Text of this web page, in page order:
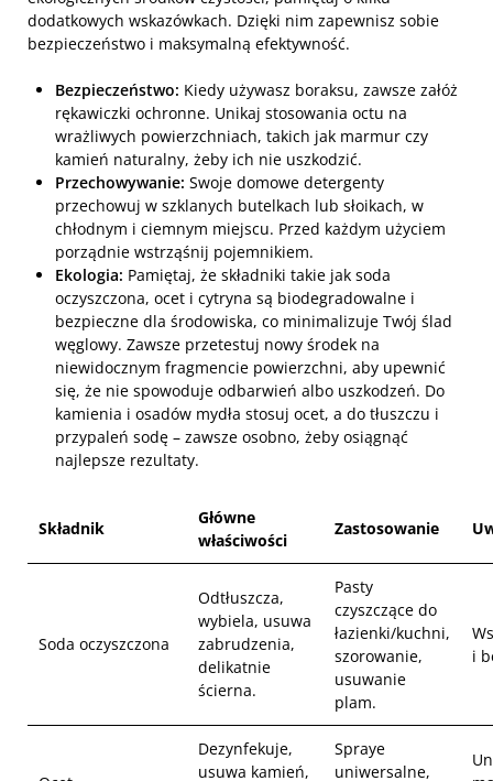
dodatkowych wskazówkach. Dzięki nim zapewnisz sobie
bezpieczeństwo i maksymalną efektywność.
Bezpieczeństwo: Kiedy używasz boraksu, zawsze załóż
rękawiczki ochronne. Unikaj stosowania octu na
wrażliwych powierzchniach, takich jak marmur czy
kamień naturalny, żeby ich nie uszkodzić.
Przechowywanie: Swoje domowe detergenty
przechowuj w szklanych butelkach lub słoikach, w
chłodnym i ciemnym miejscu. Przed każdym użyciem
porządnie wstrząśnij pojemnikiem.
Ekologia: Pamiętaj, że składniki takie jak soda
oczyszczona, ocet i cytryna są biodegradowalne i
bezpieczne dla środowiska, co minimalizuje Twój ślad
węglowy. Zawsze przetestuj nowy środek na
niewidocznym fragmencie powierzchni, aby upewnić
się, że nie spowoduje odbarwień albo uszkodzeń. Do
kamienia i osadów mydła stosuj ocet, a do tłuszczu i
przypaleń sodę – zawsze osobno, żeby osiągnąć
najlepsze rezultaty.
Składnik
Główne
właściwości
Zastosowanie
Soda oczyszczona
Odtłuszcza,
wybiela, usuwa
zabrudzenia,
delikatnie
ścierna.
Pasty
czyszczące do
łazienki/kuchni,
szorowanie,
usuwanie
plam.
i
Dezynfekuje,
usuwa kamień,
Spraye
uniwersalne,